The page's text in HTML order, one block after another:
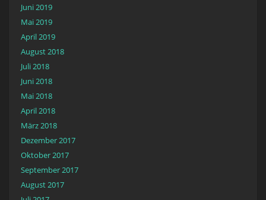
Juni 2019
Mai 2019
April 2019
August 2018
Juli 2018
Juni 2018
Mai 2018
April 2018
März 2018
Dezember 2017
Oktober 2017
September 2017
August 2017